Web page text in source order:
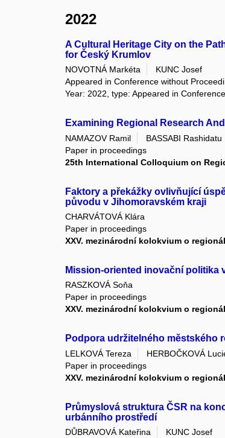
2022
A Cultural Heritage City on the
for Český Krumlov
NOVOTNÁ Markéta
KUNC Josef
Appeared in Conference without
Year: 2022, type: Appeared in
Examining Regional Research
NAMAZOV Ramil
BASSABI Rashidatu
Paper in proceedings
25th International Colloquium on
Faktory a překážky ovlivňující
původu v Jihomoravském kraji
CHARVÁTOVÁ Klára
Paper in proceedings
XXV. mezinárodní kolokvium o
Mission-oriented inovační
RASZKOVÁ Soňa
Paper in proceedings
XXV. mezinárodní kolokvium o
Podpora udržitelného městského
LELKOVÁ Tereza
HERBOČKOVÁ
Paper in proceedings
XXV. mezinárodní kolokvium o
Průmyslová struktura ČSR na
urbánního prostředí
DŮBRAVOVÁ Kateřina
KUNC Josef